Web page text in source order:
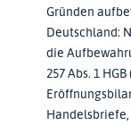
Gründen
Deutschland:
die
257 Abs. 1